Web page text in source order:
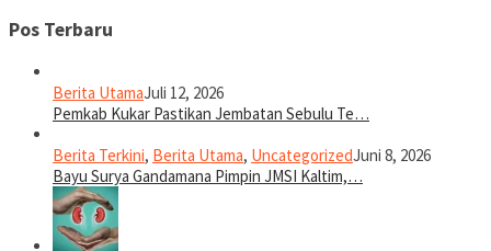
Pos Terbaru
Berita UtamaJuli 12, 2026
Pemkab Kukar Pastikan Jembatan Sebulu Te…
Berita Terkini, Berita Utama, UncategorizedJuni 8, 2026
Bayu Surya Gandamana Pimpin JMSI Kaltim,…